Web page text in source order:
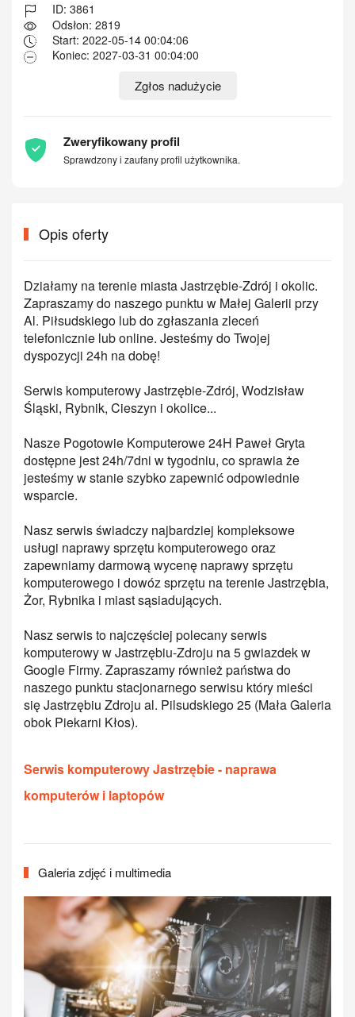
ID: 3861
Odsłon: 2819
Start: 2022-05-14 00:04:06
Koniec: 2027-03-31 00:04:00
Zgłos nadużycie
Zweryfikowany profil
Sprawdzony i zaufany profil użytkownika.
Opis oferty
Działamy na terenie miasta Jastrzębie-Zdrój i okolic.
Zapraszamy do naszego punktu w Małej Galerii przy
Al. Piłsudskiego lub do zgłaszania zleceń
telefonicznie lub online. Jesteśmy do Twojej
dyspozycji 24h na dobę!
Serwis komputerowy Jastrzębie-Zdrój, Wodzisław
Śląski, Rybnik, Cieszyn i okolice...
Nasze Pogotowie Komputerowe 24H Paweł Gryta
dostępne jest 24h/7dni w tygodniu, co sprawia że
jesteśmy w stanie szybko zapewnić odpowiednie
wsparcie.
Nasz serwis świadczy najbardziej kompleksowe
usługi naprawy sprzętu komputerowego oraz
zapewniamy darmową wycenę naprawy sprzętu
komputerowego i dowóz sprzętu na terenie Jastrzębia,
Żor, Rybnika i miast sąsiadujących.
Nasz serwis to najczęściej polecany serwis
komputerowy w Jastrzębiu-Zdroju na 5 gwiazdek w
Google Firmy. Zapraszamy również państwa do
naszego punktu stacjonarnego serwisu który mieści
się Jastrzębiu Zdroju al. Pilsudskiego 25 (Mała Galeria
obok Piekarni Kłos).
Serwis komputerowy Jastrzębie - naprawa
komputerów i laptopów
Galeria zdjęć i multimedia